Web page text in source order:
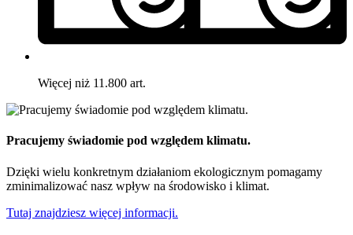
Więcej niż 11.800 art.
Pracujemy świadomie pod względem klimatu.
Dzięki wielu konkretnym działaniom ekologicznym pomagamy
zminimalizować nasz wpływ na środowisko i klimat.
Tutaj znajdziesz więcej informacji.